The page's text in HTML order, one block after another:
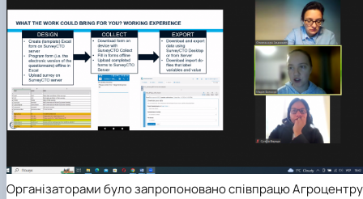
Організаторами було запропоновано співпрацю Агроцентру